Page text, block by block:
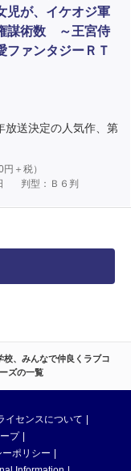
、みんなで仲良くラブコ
ズの一覧
児が、イケオジ軍
謀術数 ～王宮侍
ファンタジーＲＴ
放送決定の人気作、第
円＋税）
判型：Ｂ６判
イセンスについて
プ
ポリシー